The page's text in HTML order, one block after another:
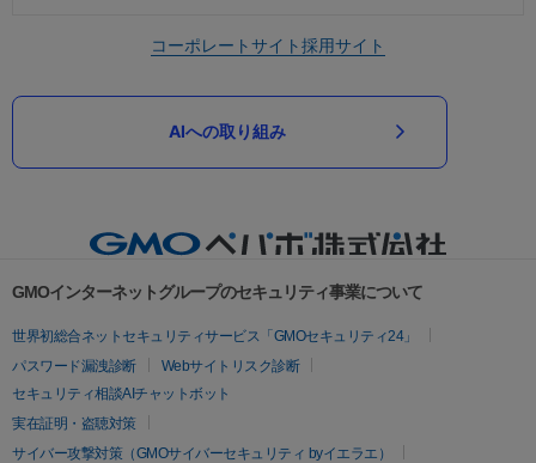
コーポレートサイト採用サイト
AIへの取り組み
GMOインターネットグループのセキュリティ事業について
世界初総合ネットセキュリティサービス「GMOセキュリティ24」
パスワード漏洩診断
Webサイトリスク診断
セキュリティ相談AIチャットボット
実在証明・盗聴対策
サイバー攻撃対策（GMOサイバーセキュリティ byイエラエ）